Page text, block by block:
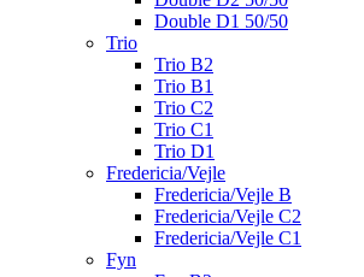
Double D1 50/50
Trio
Trio B2
Trio B1
Trio C2
Trio C1
Trio D1
Fredericia/Vejle
Fredericia/Vejle B
Fredericia/Vejle C2
Fredericia/Vejle C1
Fyn